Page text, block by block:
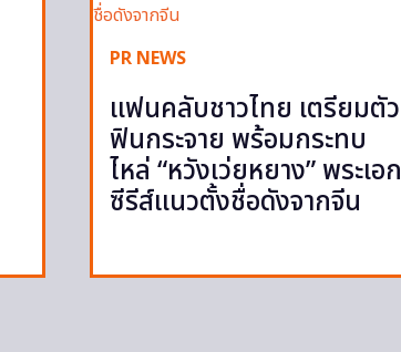
PR NEWS
แฟนคลับชาวไทย เตรียมตัว
ฟินกระจาย พร้อมกระทบ
ไหล่ “หวังเว่ยหยาง” พระเอก
ซีรีส์แนวตั้งชื่อดังจากจีน